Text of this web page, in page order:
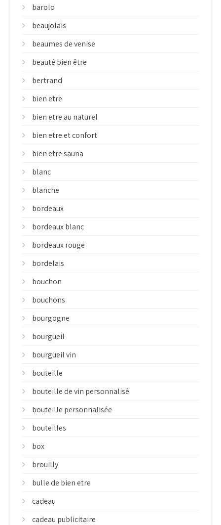
barolo
beaujolais
beaumes de venise
beauté bien être
bertrand
bien etre
bien etre au naturel
bien etre et confort
bien etre sauna
blanc
blanche
bordeaux
bordeaux blanc
bordeaux rouge
bordelais
bouchon
bouchons
bourgogne
bourgueil
bourgueil vin
bouteille
bouteille de vin personnalisé
bouteille personnalisée
bouteilles
box
brouilly
bulle de bien etre
cadeau
cadeau publicitaire